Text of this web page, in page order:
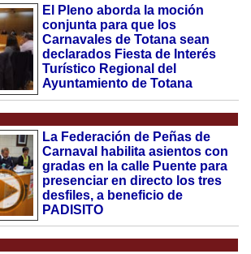
El Pleno aborda la moción
conjunta para que los
Carnavales de Totana sean
declarados Fiesta de Interés
Turístico Regional del
Ayuntamiento de Totana
La Federación de Peñas de
Carnaval habilita asientos con
gradas en la calle Puente para
presenciar en directo los tres
desfiles, a beneficio de
PADISITO